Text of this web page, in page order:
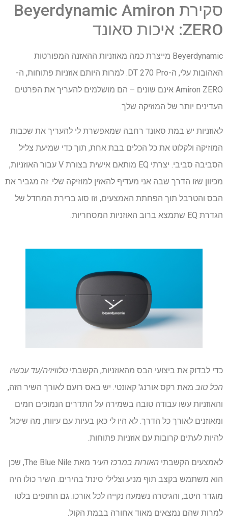
סקירת Beyerdynamic Amiron
ZERO: איכות סאונד
Beyerdynamic מייצרת כמה מאוזניות ההאזנה המפורטות
האהובות עלי, ה-DT 270 Pro. למרות היותם אוזניות פתוחות, ה-
Amiron ZERO אינם שונים – הם מושלמים להעריך את הפרטים
העדינים יותר של המוזיקה שלך.
לאוזניות יש במת סאונד רחבה שמאפשרת לי להעריך את שכבות
המוזיקה ולקלוט את כל הכלים בבת אחת, תוך כדי שמיעת צליל
הסביבה סביבי. יצרתי EQ מותאם אישית בצורת V עבור האוזניות,
מכיוון שזו הדרך שבה אני מעדיף להאזין למוזיקה שלי. זה מגביר את
הבס והטרבל תוך הפחתת האמצעים, וזו סוג ברירת המחדל של
הגדרת EQ שתמצא ברוב האוזניות המסחריות.
כדי לבדוק את ביצועי הבס מהאוזניות, הקשבתי טלוויזיה/עד עכשיו
הכל טוב מאת רקס אורנג' קאונטי. יש באס רועם לאורך השיר הזה,
והאוזניות עשו עבודה טובה בשמירה על התדרים הנמוכים חמים
ומאוזנים לאורך כל הדרך. לא היו לי כאן בעיות עם עיוות, מה שיכול
להיות לעתים קרובות עם אוזניות פתוחות.
לאמצעים הקשבתי האורות במרכז העיר
מאת The Blue Nile, שכן
הוא משתמש בקצב תוף מניע וצלילי סינת' בהירים. השיר כולו היה
מוגדר היטב, והגיטרה נשמעה נקייה לכל אורכו. גם התופים בלטו
למרות שהם נמצאים מאוד אחורה בבמת הקול.